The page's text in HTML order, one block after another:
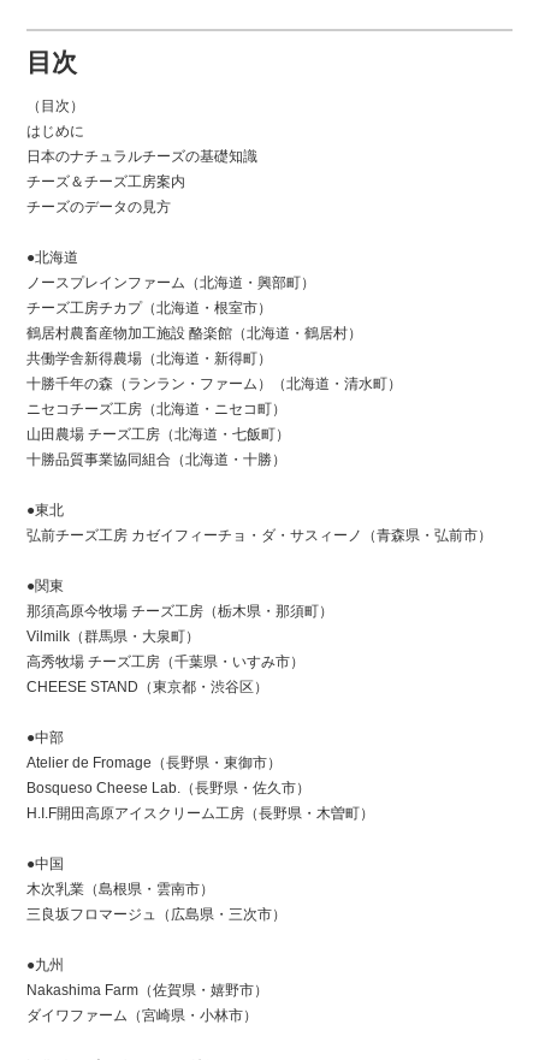
目次
（目次）
はじめに
日本のナチュラルチーズの基礎知識
チーズ＆チーズ工房案内
チーズのデータの見方
●北海道
ノースプレインファーム（北海道・興部町）
チーズ工房チカプ（北海道・根室市）
鶴居村農畜産物加工施設 酪楽館（北海道・鶴居村）
共働学舎新得農場（北海道・新得町）
十勝千年の森（ランラン・ファーム）（北海道・清水町）
ニセコチーズ工房（北海道・ニセコ町）
山田農場 チーズ工房（北海道・七飯町）
十勝品質事業協同組合（北海道・十勝）
●東北
弘前チーズ工房 カゼイフィーチョ・ダ・サスィーノ（青森県・弘前市）
●関東
那須高原今牧場 チーズ工房（栃木県・那須町）
Vilmilk（群馬県・大泉町）
高秀牧場 チーズ工房（千葉県・いすみ市）
CHEESE STAND（東京都・渋谷区）
●中部
Atelier de Fromage（長野県・東御市）
Bosqueso Cheese Lab.（長野県・佐久市）
H.I.F開田高原アイスクリーム工房（長野県・木曽町）
●中国
木次乳業（島根県・雲南市）
三良坂フロマージュ（広島県・三次市）
●九州
Nakashima Farm（佐賀県・嬉野市）
ダイワファーム（宮崎県・小林市）